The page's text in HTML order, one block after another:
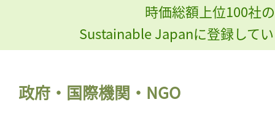
時価総額上位100社
Sustainable Japanに登録して
政府・国際機関・NGO